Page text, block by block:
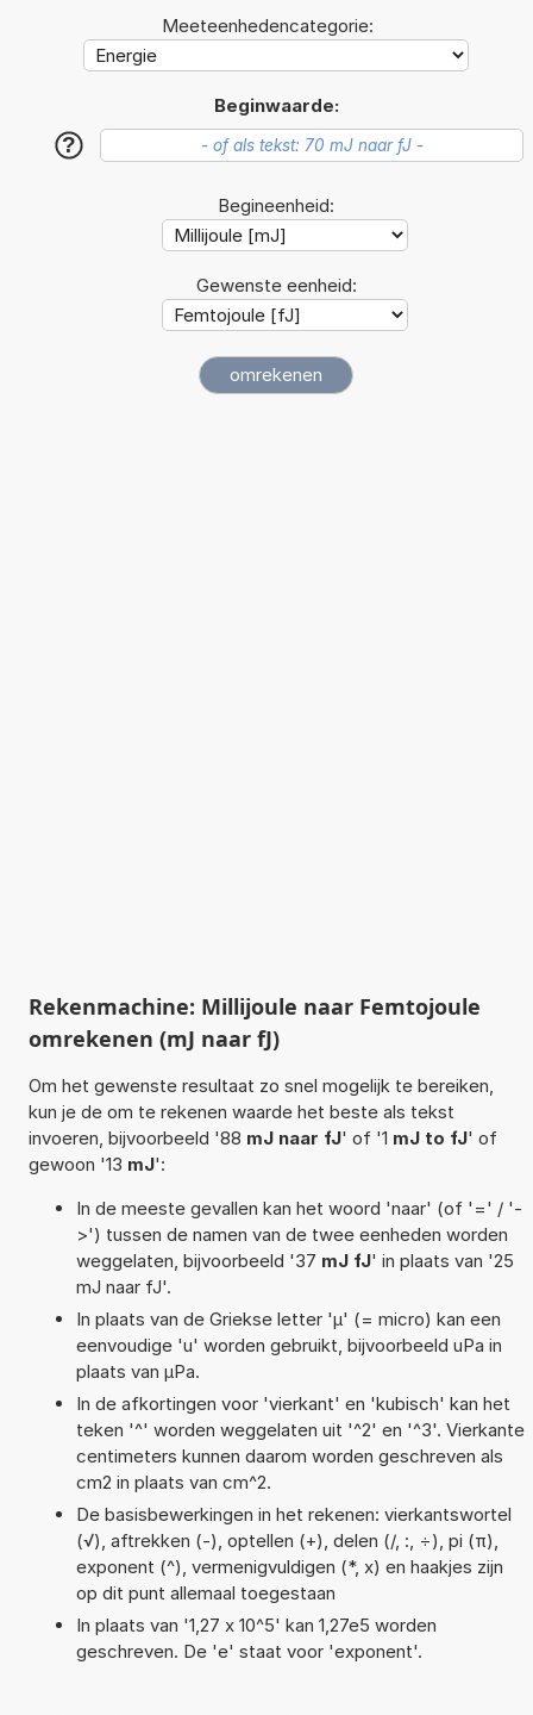
Meeteenhedencategorie:
Beginwaarde:
?
Begineenheid:
Gewenste eenheid:
Rekenmachine: Millijoule naar Femtojoule
omrekenen (mJ naar fJ)
Om het gewenste resultaat zo snel mogelijk te bereiken,
kun je de om te rekenen waarde het beste als tekst
invoeren, bijvoorbeeld '88 mJ naar fJ' of '1 mJ to fJ' of
gewoon '13 mJ':
In de meeste gevallen kan het woord 'naar' (of '=' / '-
>') tussen de namen van de twee eenheden worden
weggelaten, bijvoorbeeld '37 mJ fJ' in plaats van '25
mJ naar fJ'.
In plaats van de Griekse letter 'µ' (= micro) kan een
eenvoudige 'u' worden gebruikt, bijvoorbeeld uPa in
plaats van µPa.
In de afkortingen voor 'vierkant' en 'kubisch' kan het
teken '^' worden weggelaten uit '^2' en '^3'. Vierkante
centimeters kunnen daarom worden geschreven als
cm2 in plaats van cm^2.
De basisbewerkingen in het rekenen: vierkantswortel
(√), aftrekken (-), optellen (+), delen (/, :, ÷), pi (π),
exponent (^), vermenigvuldigen (*, x) en haakjes zijn
op dit punt allemaal toegestaan
In plaats van '1,27 x 10^5' kan 1,27e5 worden
geschreven. De 'e' staat voor 'exponent'.